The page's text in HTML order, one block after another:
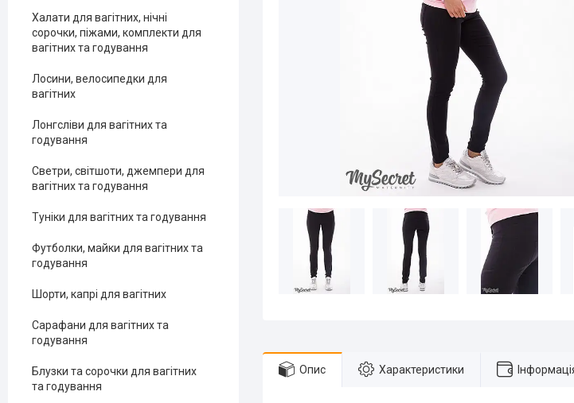
Опис Характеристики
Халати для вагітних, нічні
сорочки, піжами, комплекти для
вагітних та годування
Лосини, велосипедки для
вагітних
Лонгсліви для вагітних та
годування
Светри, світшоти, джемпери для
вагітних та годування
Туніки для вагітних та годування
Футболки, майки для вагітних та
годування
Шорти, капрі для вагітних
Сарафани для вагітних та
годування
Блузки та сорочки для вагітних
та годування